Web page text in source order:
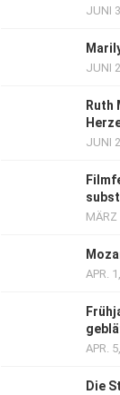
JUNI
JUNI
Ruth
JUNI
APR.
APR.
Die